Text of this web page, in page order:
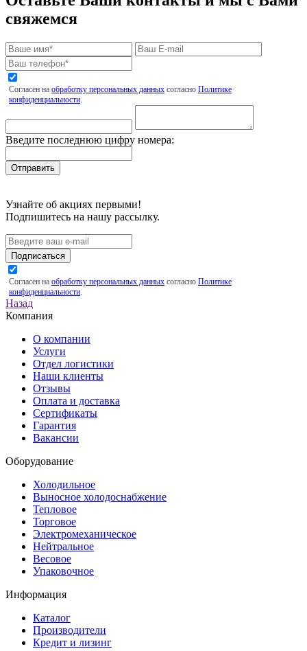
свяжемся
Согласен на обработку персональных данных согласно Политике
конфиденциальности.
Введите последнюю цифру номера:
Узнайте об акциях первыми!
Подпишитесь на нашу рассылку.
Подписаться
Согласен на обработку персональных данных согласно Политике
конфиденциальности.
Назад
Компания
О компании
Услуги
Отдел логистики
Наши клиенты
Отзывы
Оплата и доставка
Сертификаты
Гарантия
Вакансии
Оборудование
Холодильное
Выносное холодоснабжение
Тепловое
Торговое
Электромеханическое
Нейтральное
Весовое
Упаковочное
Информация
Каталог
Производители
Кредит и лизинг